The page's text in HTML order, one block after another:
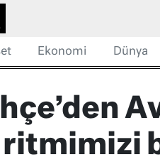
Ekonomi Dünya